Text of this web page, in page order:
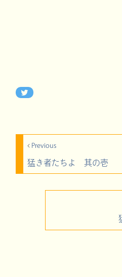
Previous
猛き者たちよ 其の壱